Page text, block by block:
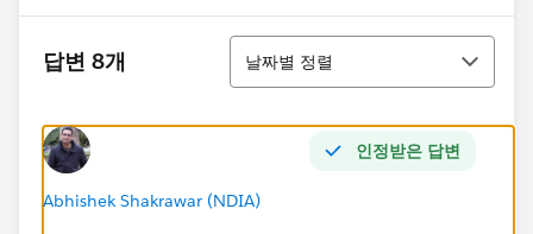
답변 8개
정렬
날짜별 정렬
인정받은 답변
Abhishek Shakrawar (NDIA)